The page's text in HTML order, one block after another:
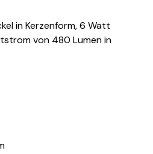
in Kerzenform, 6 Watt
von 480 Lumen in